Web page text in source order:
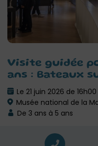
Visite guidée
ans : Bateaux
Le 21 juin 2026 de
Musée national de la
De 3 ans à 5 ans